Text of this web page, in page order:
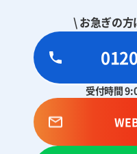
\ お急ぎの方
受付時間